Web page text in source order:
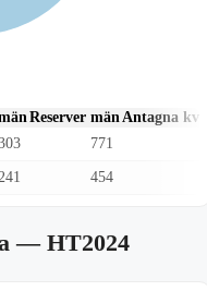
Reserver mänAntagna
771
454
— HT2024